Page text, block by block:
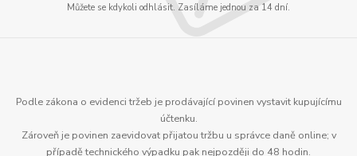
Můžete se kdykoli odhlásit. Zasíláme jednou za 14 dní.
Podle zákona o evidenci tržeb je prodávající povinen vystavit kupujícímu
účtenku.
Zároveň je povinen zaevidovat přijatou tržbu u správce daně online; v
případě technického výpadku pak nejpozději do 48 hodin.